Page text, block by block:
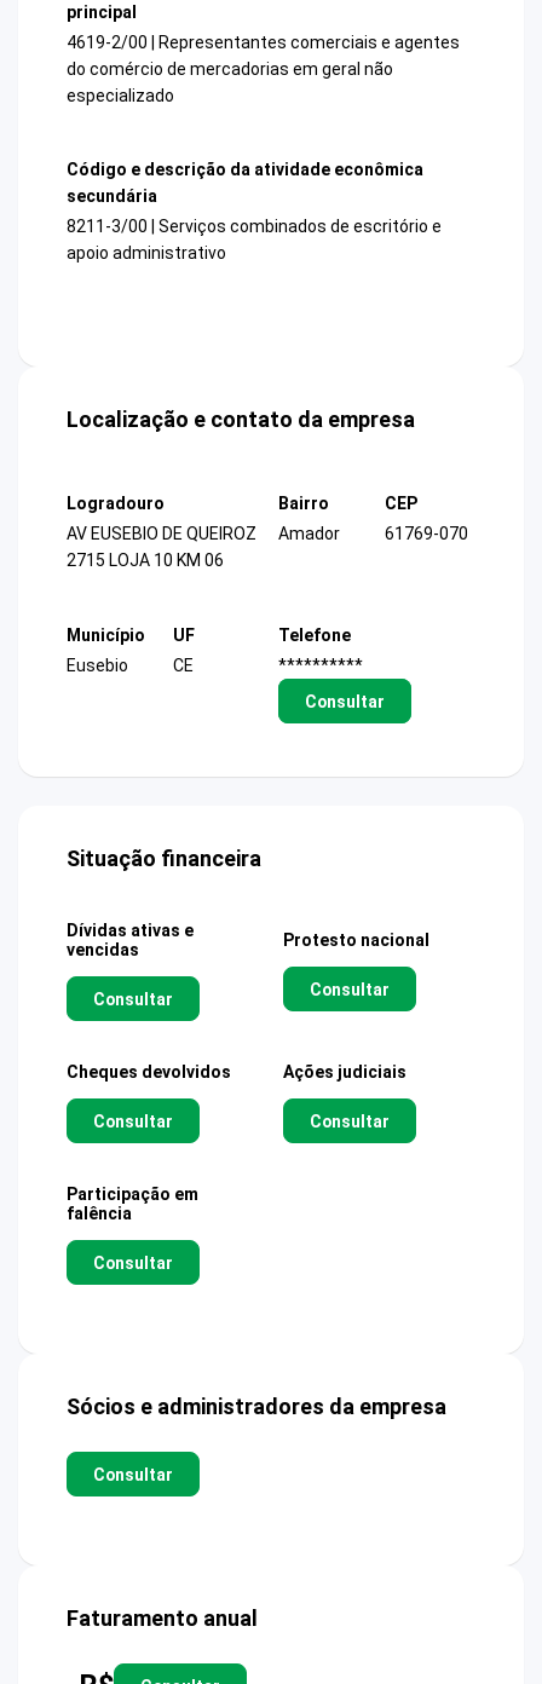
principal
4619-2/00 | Representantes comerciais e agentes
do comércio de mercadorias em geral não
especializado
Código e descrição da atividade econômica
secundária
8211-3/00 | Serviços combinados de escritório e
apoio administrativo
Localização e contato da empresa
Logradouro
AV EUSEBIO DE QUEIROZ
2715 LOJA 10 KM 06
Bairro
Amador
CEP
61769-070
Município
Eusebio
UF
CE
Telefone
**********
Consultar
Situação financeira
Dívidas ativas e
vencidas
Consultar
Protesto nacional
Consultar
Cheques devolvidos
Consultar
Ações judiciais
Consultar
Participação em
falência
Consultar
Sócios e administradores da empresa
Consultar
Faturamento anual